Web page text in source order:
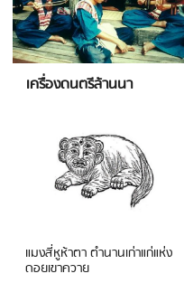
เครื่องดนตรีล้านนา
แมงสี่หูห้าตา ตำนานเก่าแก่แห่ง
ดอยเขาควาย